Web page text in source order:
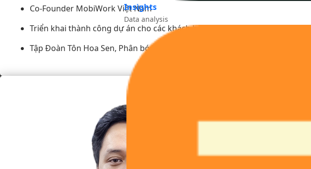
Insights
Data analysis
Co-Founder MobiWork Việt Nam
Triển khai thành công dự án cho các khách hàng:
Tập Đoàn Tôn Hoa Sen, Phân bón Hà Lan, Tập Đoàn Y Tế AMV, Dược